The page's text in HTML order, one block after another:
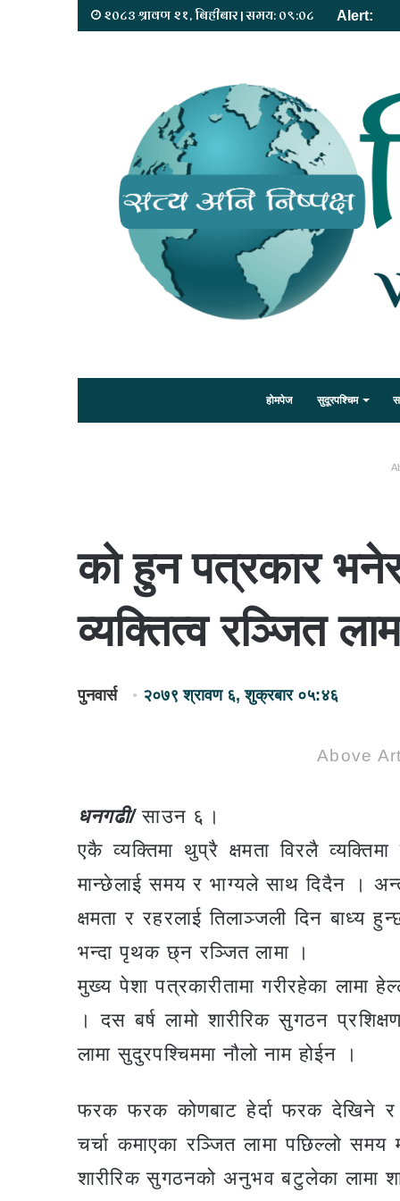
२०८३ श्रावण २१, बिहीबार | समय: ०९:०८ Alert:
होमपेज सुदूरपश्चिम
को हुन पत्रकार
व्यक्तित्व रञ्जित
पुनवार्स २०७९ श्रावण ६, शुक्रबार ०५:४६
Above
धनगढी/साउन ६।
एकै व्यक्तिमा थुप्रै क्षमता विरलै
मान्छेलाई समय र भाग्यले साथ दिदैन ।
क्षमता र रहरलाई तिलाञ्जली दिन
भन्दा पृथक छ्न रञ्जित लामा ।
मुख्य पेशा पत्रकारीतामा गरीरहेका लामा
। दस बर्ष लामो शारीरिक सुगठन
लामा सुदुरपश्चिममा नौलो नाम होईन ।
फरक फरक कोणबाट हेर्दा फरक देखिने र
चर्चा कमाएका रञ्जित लामा पछिल्लो
शारीरिक सुगठनको अनुभव बटुलेका लामा